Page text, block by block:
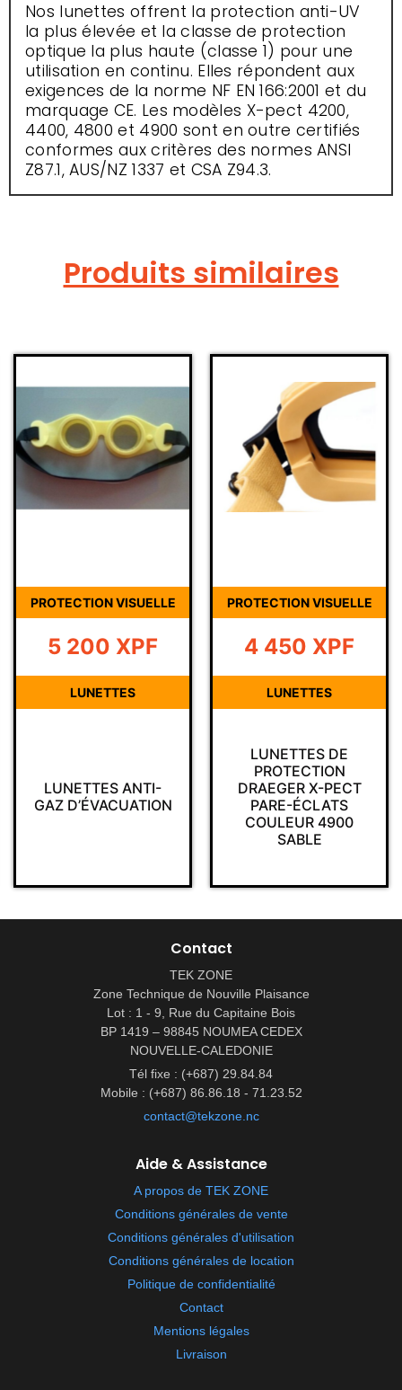
Nos lunettes offrent la protection anti-UV
la plus élevée et la classe de protection
optique la plus haute (classe 1) pour une
utilisation en continu. Elles répondent aux
exigences de la norme NF EN 166:2001 et du
marquage CE. Les modèles X-pect 4200,
4400, 4800 et 4900 sont en outre certifiés
conformes aux critères des normes ANSI
Z87.1, AUS/NZ 1337 et CSA Z94.3.
Produits similaires
VISUELLE
ANTI-
XPF
PROTECTION VISUELLE
LUNETTES DE
PROTECTION
DRAEGER X-PECT
PARE-ÉCLATS
COULEUR 4900
XPF
Contact
TEK ZONE
Zone Technique de Nouville Plaisance
Lot : 1 - 9, Rue du Capitaine Bois
BP 1419 – 98845 NOUMEA CEDEX
NOUVELLE-CALEDONIE
Tél fixe : (+687) 29.84.84
Mobile : (+687) 86.86.18 - 71.23.52
contact@tekzone.nc
Aide & Assistance
A propos de TEK ZONE
Conditions générales de vente
Conditions générales d'utilisation
Conditions générales de location
Politique de confidentialité
Contact
Mentions légales
Livraison